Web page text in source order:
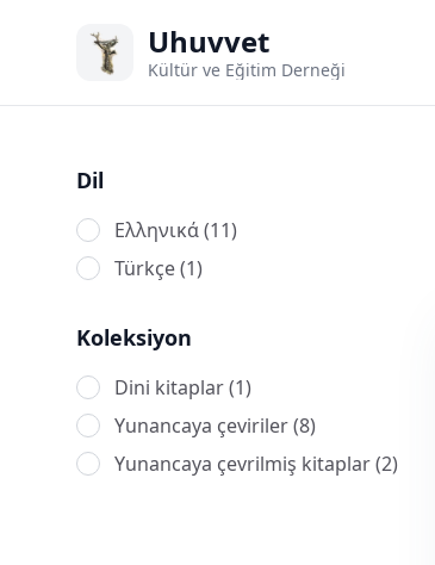
Uhuvvet
Kültür ve Eğitim Derneği
Dil
Ελληνικά (11)
Türkçe (1)
Koleksiyon
Dini kitaplar (1)
Yunancaya çeviriler (8)
Yunancaya çevrilmiş kitaplar (2)